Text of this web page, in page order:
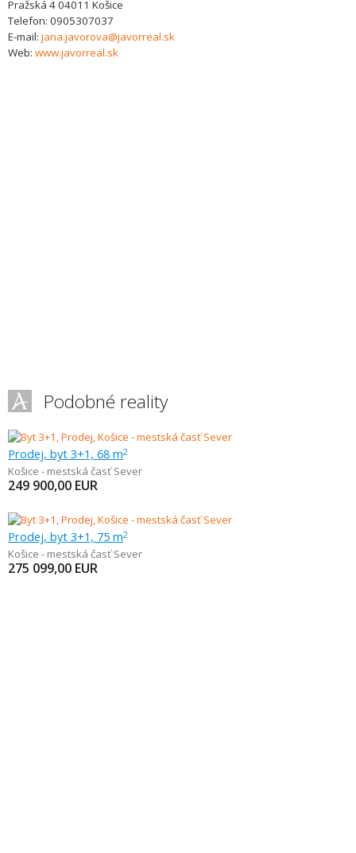
Pražská 404011 Košice
Telefon: 0905307037
E-mail: jana.javorova@javorreal.sk
Web: www.javorreal.sk
Podobné reality
Prodej, byt 3+1, 68 m2
Košice - mestská časť Sever
249 900,00 EUR
Prodej, byt 3+1, 75 m2
Košice - mestská časť Sever
275 099,00 EUR